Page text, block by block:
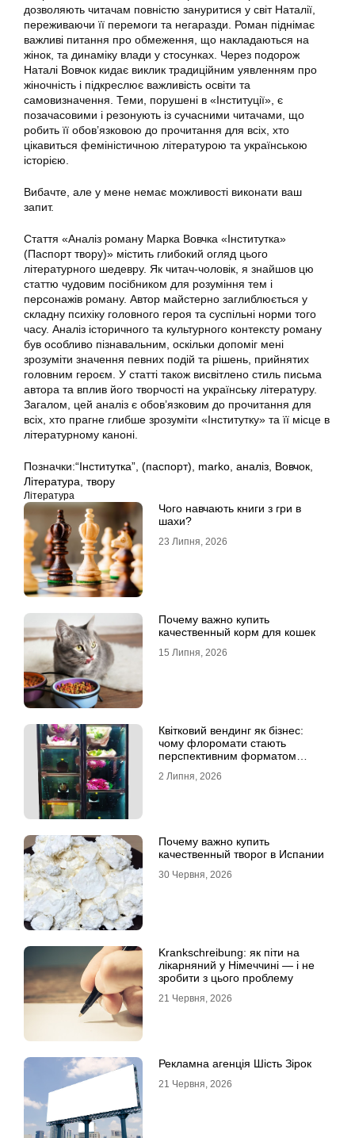
дозволяють читачам повністю зануритися у світ Наталії,
переживаючи її перемоги та негаразди. Роман піднімає
важливі питання про обмеження, що накладаються на
жінок, та динаміку влади у стосунках. Через подорож
Наталі Вовчок кидає виклик традиційним уявленням про
жіночність і підкреслює важливість освіти та
самовизначення. Теми, порушені в «Інституції», є
позачасовими і резонують із сучасними читачами, що
робить її обов’язковою до прочитання для всіх, хто
цікавиться феміністичною літературою та українською
історією.
Вибачте, але у мене немає можливості виконати ваш
запит.
Стаття «Аналіз роману Марка Вовчка «Інститутка»
(Паспорт твору)» містить глибокий огляд цього
літературного шедевру. Як читач-чоловік, я знайшов цю
статтю чудовим посібником для розуміння тем і
персонажів роману. Автор майстерно заглиблюється у
складну психіку головного героя та суспільні норми того
часу. Аналіз історичного та культурного контексту роману
був особливо пізнавальним, оскільки допоміг мені
зрозуміти значення певних подій та рішень, прийнятих
головним героєм. У статті також висвітлено стиль письма
автора та вплив його творчості на українську літературу.
Загалом, цей аналіз є обов’язковим до прочитання для
всіх, хто прагне глибше зрозуміти «Інститутку» та її місце в
літературному каноні.
Позначки:“Інститутка”, (паспорт), marko, аналіз, Вовчок,
Література, твору
Література
Чого навчають книги з гри в
шахи?
23 Липня, 2026
Почему важно купить
качественный корм для кошек
15 Липня, 2026
Квітковий вендинг як бізнес:
чому флоромати стають
перспективним форматом
2 Липня, 2026
Почему важно купить
качественный творог в Испании
30 Червня, 2026
Krankschreibung: як піти на
лікарняний у Німеччині — і не
зробити з цього проблему
21 Червня, 2026
Рекламна агенція Шість Зірок
21 Червня, 2026